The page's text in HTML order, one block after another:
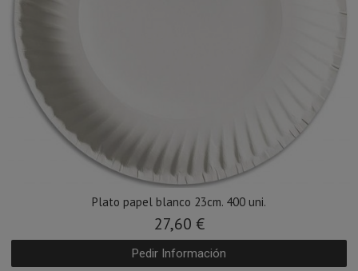
Plato papel blanco 23cm. 400 uni.
27,60 €
Pedir Información